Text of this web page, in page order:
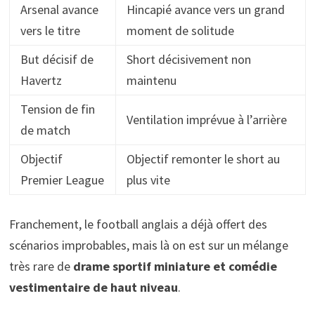
Arsenal avance
vers le titre
Hincapié avance vers un grand
moment de solitude
But décisif de
Havertz
Short décisivement non
maintenu
Tension de fin
de match
Ventilation imprévue à l’arrière
Objectif
Premier League
Objectif remonter le short au
plus vite
Franchement, le football anglais a déjà offert des
scénarios improbables, mais là on est sur un mélange
très rare de drame sportif miniature et comédie
vestimentaire de haut niveau.